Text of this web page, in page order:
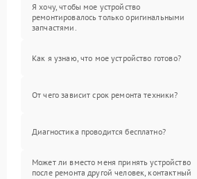
Я хочу, чтобы мое устройство
ремонтировалось только оригинальными
запчастями.
Как я узнаю, что мое устройство готово?
От чего зависит срок ремонта техники?
Диагностика проводится бесплатно?
Может ли вместо меня принять устройство
после ремонта другой человек, контактный